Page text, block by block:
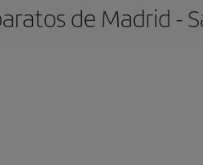
de Madrid -